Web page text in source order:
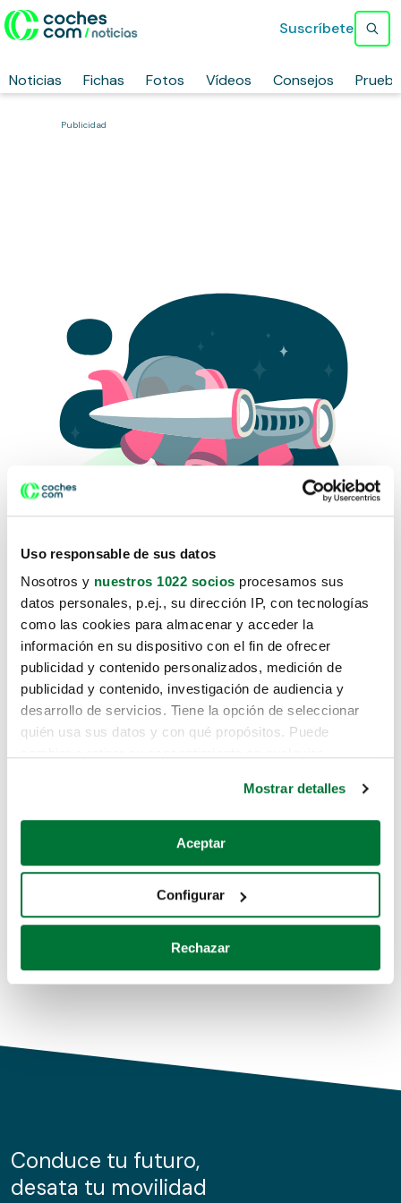
Uso responsable de sus datos
Nosotros y nuestros 1022 socios procesamos sus
datos personales, p.ej., su dirección IP, con tecnologías
como las cookies para almacenar y acceder la
información en su dispositivo con el fin de ofrecer
publicidad y contenido personalizados, medición de
publicidad y contenido, investigación de audiencia y
desarrollo de servicios. Tiene la opción de seleccionar
quién usa sus datos y con qué propósitos. Puede
Si lo permite, también quisiéramos:
Recopilar información sobre su ubicación geográfica
Identificar su dispositivo analizándolo activamente
para buscar características específicas (huellas
Obtenga más información sobre cómo se procesan sus
de cookies.
información sobre el uso que haga del sitio web con
nuestros partners de redes sociales, publicidad y análisis
Mostrar detalles
Aceptar
Configurar
Rechazar
Noticias Fichas Fotos Vídeos Consejos
Suscríbete
Publicidad
Lo sentimos, no sabemos como
te hemos traido hasta aquí.
Pero puedes encontrar el coche que estás
buscando en alguno de estos enlaces:
Coches de segunda mano
Coches de km0
Conduce tu futuro,
desata tu movilidad